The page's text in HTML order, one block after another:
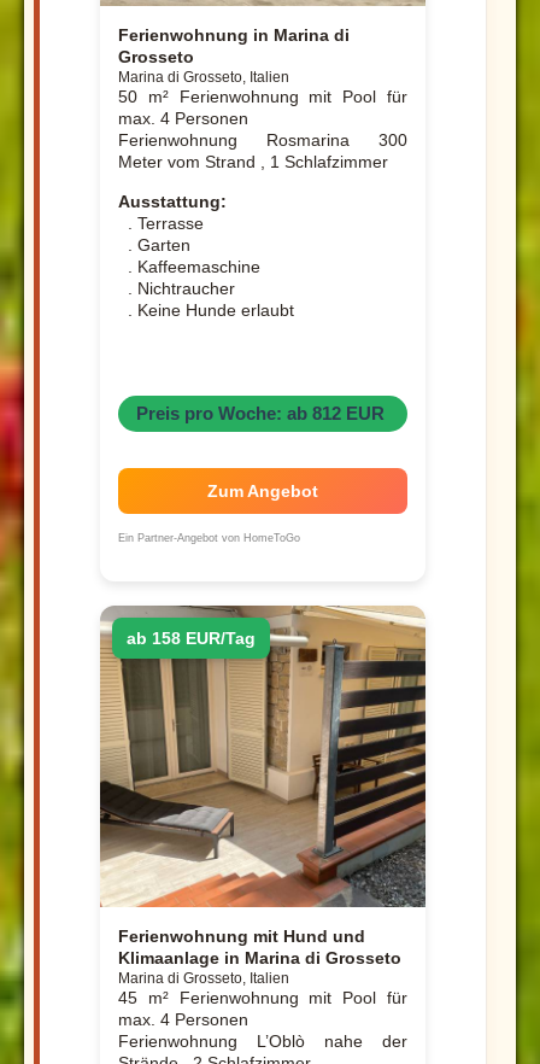
Ferienwohnung in Marina di
Grosseto
Marina di Grosseto, Italien
50 m² Ferienwohnung mit Pool für
max. 4 Personen
Ferienwohnung Rosmarina 300
Meter vom Strand , 1 Schlafzimmer
Ausstattung:
. Terrasse
. Garten
. Kaffeemaschine
. Nichtraucher
. Keine Hunde erlaubt
Preis pro Woche: ab 812 EUR
Zum Angebot
Ein Partner-Angebot von HomeToGo
ab 158 EUR/Tag
Ferienwohnung mit Hund und
Klimaanlage in Marina di Grosseto
Marina di Grosseto, Italien
45 m² Ferienwohnung mit Pool für
max. 4 Personen
Ferienwohnung L’Oblò nahe der